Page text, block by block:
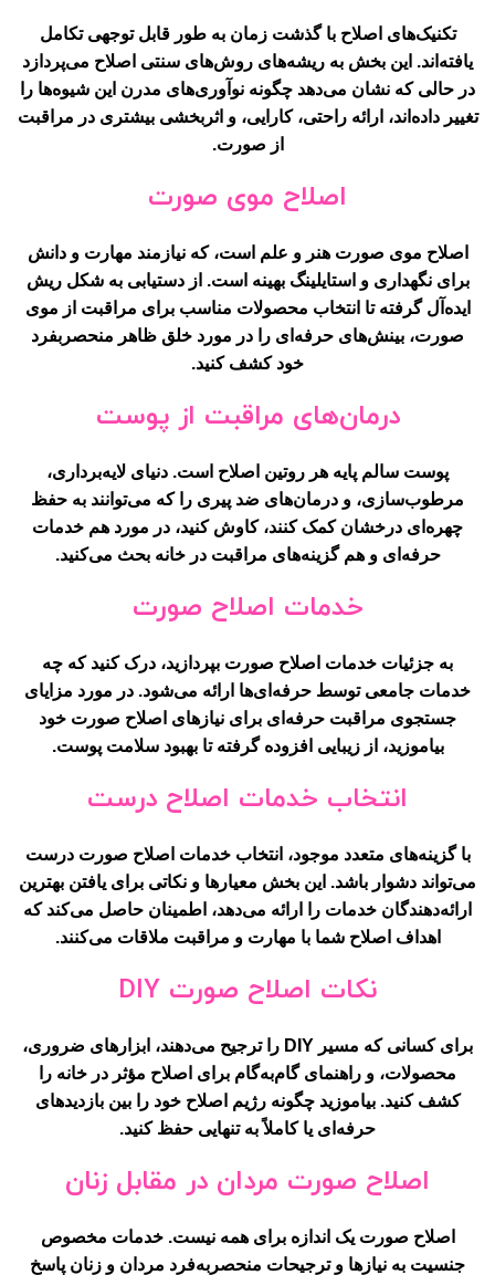
تکنیک‌های اصلاح با گذشت زمان به طور قابل توجهی تکامل
یافته‌اند. این بخش به ریشه‌های روش‌های سنتی اصلاح می‌پردازد
در حالی که نشان می‌دهد چگونه نوآوری‌های مدرن این شیوه‌ها را
تغییر داده‌اند، ارائه راحتی، کارایی، و اثربخشی بیشتری در مراقبت
از صورت.
اصلاح موی صورت
اصلاح موی صورت هنر و علم است، که نیازمند مهارت و دانش
برای نگهداری و استایلینگ بهینه است. از دستیابی به شکل ریش
ایده‌آل گرفته تا انتخاب محصولات مناسب برای مراقبت از موی
صورت، بینش‌های حرفه‌ای را در مورد خلق ظاهر منحصربفرد
خود کشف کنید.
درمان‌های مراقبت از پوست
پوست سالم پایه هر روتین اصلاح است. دنیای لایه‌برداری،
مرطوب‌سازی، و درمان‌های ضد پیری را که می‌توانند به حفظ
چهره‌ای درخشان کمک کنند، کاوش کنید، در مورد هم خدمات
حرفه‌ای و هم گزینه‌های مراقبت در خانه بحث می‌کنید.
خدمات اصلاح صورت
به جزئیات خدمات اصلاح صورت بپردازید، درک کنید که چه
خدمات جامعی توسط حرفه‌ای‌ها ارائه می‌شود. در مورد مزایای
جستجوی مراقبت حرفه‌ای برای نیازهای اصلاح صورت خود
بیاموزید، از زیبایی افزوده گرفته تا بهبود سلامت پوست.
انتخاب خدمات اصلاح درست
با گزینه‌های متعدد موجود، انتخاب خدمات اصلاح صورت درست
می‌تواند دشوار باشد. این بخش معیارها و نکاتی برای یافتن بهترین
ارائه‌دهندگان خدمات را ارائه می‌دهد، اطمینان حاصل می‌کند که
اهداف اصلاح شما با مهارت و مراقبت ملاقات می‌کنند.
نکات اصلاح صورت DIY
برای کسانی که مسیر DIY را ترجیح می‌دهند، ابزارهای ضروری،
محصولات، و راهنمای گام‌به‌گام برای اصلاح مؤثر در خانه را
کشف کنید. بیاموزید چگونه رژیم اصلاح خود را بین بازدیدهای
حرفه‌ای یا کاملاً به تنهایی حفظ کنید.
اصلاح صورت مردان در مقابل زنان
اصلاح صورت یک اندازه برای همه نیست. خدمات مخصوص
جنسیت به نیازها و ترجیحات منحصربه‌فرد مردان و زنان پاسخ